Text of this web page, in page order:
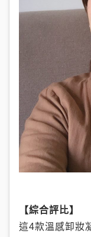
【綜合評比】
這4款溫感卸妝